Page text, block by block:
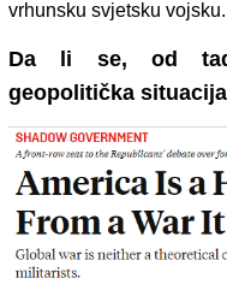
vrhunsku svjetsku vojsku.
Da li se, od
geopolitička